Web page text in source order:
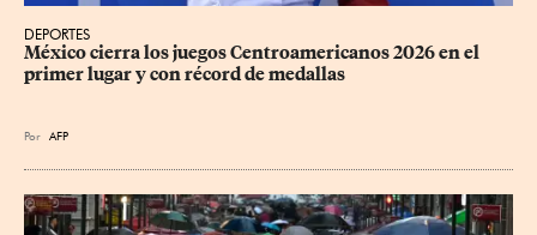
DEPORTES
México cierra los juegos Centroamericanos 2026 en el
primer lugar y con récord de medallas
Por AFP